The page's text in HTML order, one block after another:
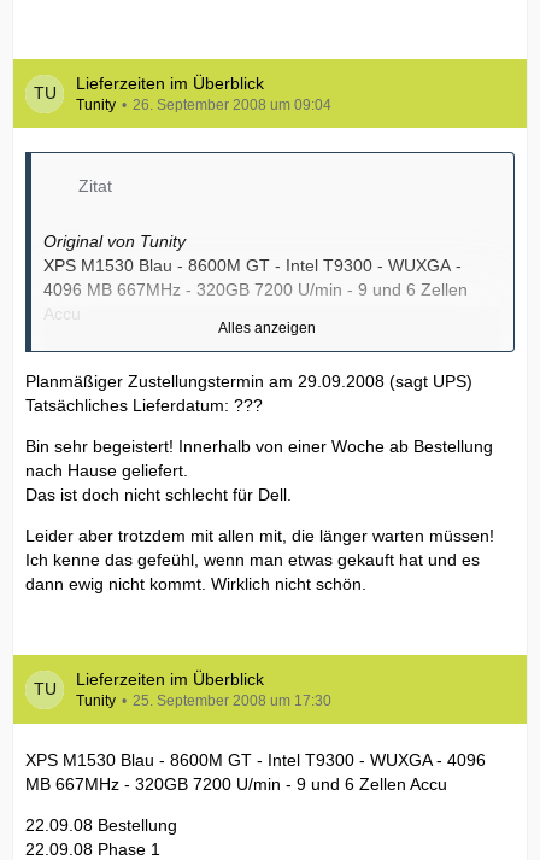
Lieferzeiten im Überblick
Tunity 26. September 2008 um 09:04
Zitat
Original von Tunity
XPS M1530 Blau - 8600M GT - Intel T9300 - WUXGA -
4096 MB 667MHz - 320GB 7200 U/min - 9 und 6 Zellen
Accu
22.09.08 Bestellung
22.09.08 Phase 1
25.09.08 Phase 4 (13:00 Uhr)
25.09.08 Phase 5 (20:30 Uhr)
Voraussichtliches Lieferdatum: 22.09.08 --> 07.10.08
Tatsächliches Versanddatum: 25.09.08
Alles anzeigen
Planmäßiger Zustellungstermin am 29.09.2008 (sagt UPS)
Tatsächliches Lieferdatum: ???
Bin sehr begeistert! Innerhalb von einer Woche ab Bestellung
nach Hause geliefert.
Das ist doch nicht schlecht für Dell.
Leider aber trotzdem mit allen mit, die länger warten müssen!
Ich kenne das gefeühl, wenn man etwas gekauft hat und es
dann ewig nicht kommt. Wirklich nicht schön.
Lieferzeiten im Überblick
Tunity 25. September 2008 um 17:30
XPS M1530 Blau - 8600M GT - Intel T9300 - WUXGA - 4096
MB 667MHz - 320GB 7200 U/min - 9 und 6 Zellen Accu
22.09.08 Bestellung
22.09.08 Phase 1